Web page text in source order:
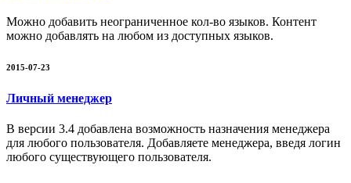
Можно добавить неограниченное кол-во языков. Контент
можно добавлять на любом из доступных языков.
2015-07-23
Личный менеджер
В версии 3.4 добавлена возможность назначения менеджера
для любого пользователя. Добавляете менеджера, введя логин
любого существующего пользователя.